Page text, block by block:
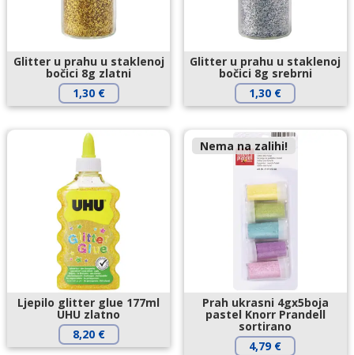
Glitter u prahu u staklenoj
bočici 8g zlatni
1,30 €
Glitter u prahu u staklenoj
bočici 8g srebrni
1,30 €
Ljepilo glitter glue 177ml
UHU zlatno
8,20 €
Nema na zalihi!
Prah ukrasni 4gx5boja
pastel Knorr Prandell
sortirano
4,79 €